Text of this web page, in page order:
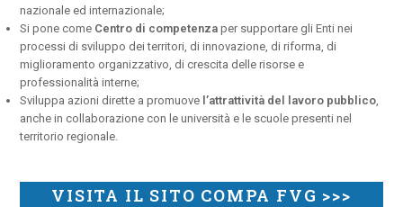
nazionale ed internazionale;
Si pone come Centro di competenza per supportare gli Enti nei
processi di sviluppo dei territori, di innovazione, di riforma, di
miglioramento organizzativo, di crescita delle risorse e
professionalità interne;
Sviluppa azioni dirette a promuove l’attrattività del lavoro pubblico
anche in collaborazione con le università e le scuole presenti nel
territorio regionale.
VISITA IL SITO COMPA FVG >>>